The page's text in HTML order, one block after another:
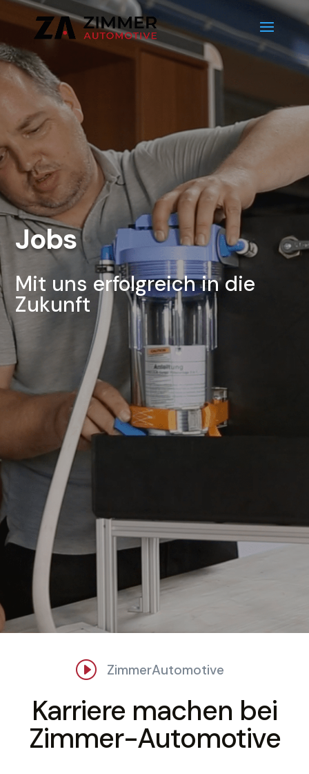
Jobs
Mit uns erfolgreich in die
Zukunft
I ZimmerAutomotive
Karriere machen bei
Zimmer-Automotive